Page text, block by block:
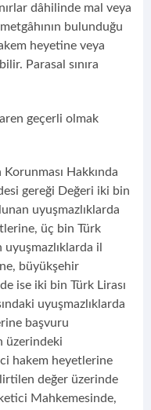
dâhilinde mal veya
bulunduğu
heyetine veya
Parasal sınıra
geçerli olmak
Hakkında
gereği Değeri iki bin
uyuşmazlıklarda
üç bin Türk
uyuşmazlıklarda il
büyükşehir
ise iki bin Türk Lirası
uyuşmazlıklarda
başvuru
üzerindeki
hakem heyetlerine
değer üzerinde
Mahkemesinde,